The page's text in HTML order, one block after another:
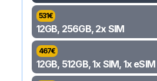
531€
12GB, 256GB, 2x SIM
467€
12GB, 512GB, 1x SIM, 1x eSIM